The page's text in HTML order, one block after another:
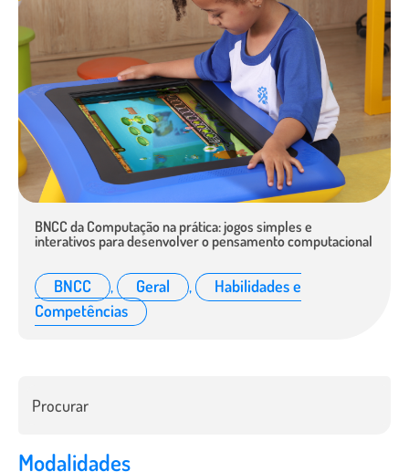
BNCC da Computação na prática: jogos simples e
interativos para desenvolver o pensamento computacional
BNCC , Geral ,
Habilidades e
Competências
Modalidades